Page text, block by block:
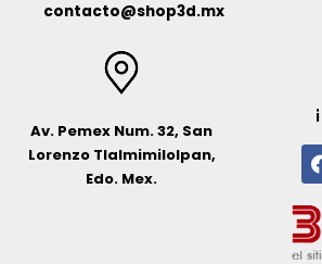
contacto@shop3d.mx
Av. Pemex Num. 32, San
Lorenzo Tlalmimilolpan,
Edo. Mex.